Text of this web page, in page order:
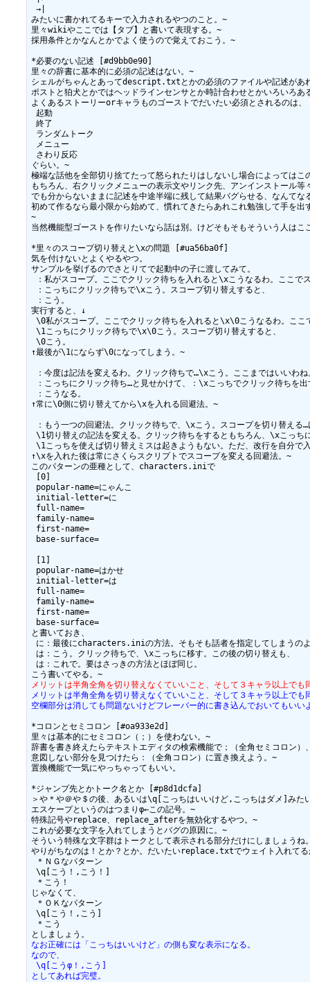
→|
みたいに書かれてるキーで入力されるやつのこと。~
里々wikiやここでは【タブ】と書いて表現する。~
採用条件とかなんとかでよく使うので覚えておこう。~
*必要のない記述 [#d9bb0e90]
里々の辞書に基本的に必須の記述はない。~
シェルがちゃんとあってdescript.txtとかの必須のファイルや記述が
ポストと狛犬とかではヘッドラインセンサとか時計合わせとかいろいろ
よくあるストーリーorキャラものゴーストでだいたい必須とされるのは、
起動
終了
ランダムトーク
メニュー
さわり反応
ぐらい。~
極端な話他を全部切り捨てたって怒られたりはしないし場合によってはこ
もちろん、右クリックメニューの表示文やリンク先、アンインストール
でも分からないままに記述を中途半端に残して結果バグらせる、なんてな
初めて作るなら最小限から始めて、慣れてきたらあれこれ勉強して手を
~
当然機能型ゴーストを作りたいなら話は別。けどそもそもそういう人はこ
*里々のスコープ切り替えと\xの問題 [#ua56ba0f]
気を付けないとよくやるやつ。
サンプルを挙げるのでさとりてで起動中の子に渡してみて。
：私がスコープ。ここでクリック待ちを入れると\xこうなるわ。ここで
：こっちにクリック待ちで\xこう。スコープ切り替えすると、
：こう。
実行すると、↓
\0私がスコープ。ここでクリック待ちを入れると\x\0こうなるわ。ここ
\1こっちにクリック待ちで\x\0こう。スコープ切り替えすると、
\0こう。
↑最後が\1にならず\0になってしまう。~
：今度は記法を変えるわ。クリック待ちで…\xこう。ここまではいいわ
：こっちにクリック待ち…と見せかけて、：\xこっちでクリック待ちを
：こうなる。
↑常に\0側に切り替えてから\xを入れる回避法。~
：もう一つの回避法。クリック待ちで、\xこう。スコープを切り替える…
\1切り替えの記法を変える。クリック待ちをするともちろん、\xこっち
\1こっちを使えば切り替えミスは起きようもない。ただ、改行を自分で
↑\xを入れた後は常にさくらスクリプトでスコープを変える回避法。~
このパターンの亜種として、characters.iniで
[0]
popular-name=にゃんこ
initial-letter=に
full-name=
family-name=
first-name=
base-surface=
[1]
popular-name=はかせ
initial-letter=は
full-name=
family-name=
first-name=
base-surface=
と書いておき、
に：最後にcharacters.iniの方法。そもそも話者を指定してしまうの
は：こう。クリック待ちで、\xこっちに移す。この後の切り替えも、
は：これで。要はさっきの方法とほぼ同じ。
メリットは半角全角を切り替えなくていいこと、そして３キャラ以上でも
メリットは半角全角を切り替えなくていいこと、そして３キャラ以上でも
空欄部分は消しても問題ないけどフレーバー的に書き込んでおいてもいい
*コロンとセミコロン [#oa933e2d]
里々は基本的にセミコロン（；）を使わない。~
辞書を書き終えたらテキストエディタの検索機能で；（全角セミコロン
意図しない部分を見つけたら：（全角コロン）に置き換えよう。~
置換機能で一気にやっちゃってもいい。
*ジャンプ先とかトーク名とか [#p8d1dcfa]
＞や＊や＠や＄の後、あるいは\q[こっちはいいけど,こっちはダメ]みた
エスケープというのはつまりφ←この記号。~
特殊記号やreplace、replace_afterを無効化するやつ。~
これが必要な文字を入れてしまうとバグの原因に。~
そういう特殊な文字群はトークとして表示される部分だけにしましょうね
やりがちなのは！とか？とか。だいたいreplace.txtでウェイト入れてる
＊ＮＧなパターン
\q[こう！,こう！]
＊こう！
じゃなくて、
＊ＯＫなパターン
\q[こう！,こう]
＊こう
なお正確には「こっちはいいけど」の側も変な表示になる。
なので、
\q[こうφ！,こう]
としてあれば完璧。